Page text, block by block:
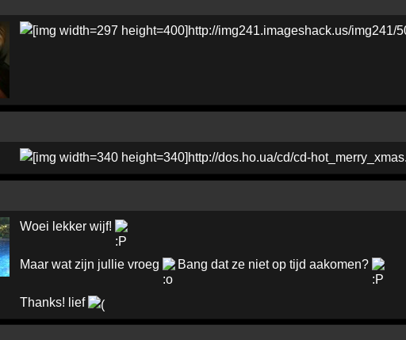
Woei lekker wijf!
Maar wat zijn jullie vroeg Bang dat ze niet op tijd aakomen?
Thanks! lief